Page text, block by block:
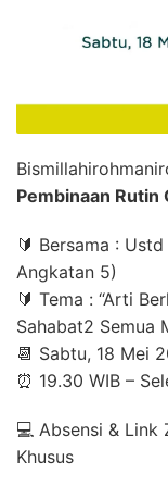
Pembinaan Rutin
🔰 Bersama :
Angkatan 5)
🔰 Tema : “Arti
Sahabat2 Semua
📆 Sabtu, 18 Mei
⏰ 19.30 WIB –
💻 Absensi & Link
Khusus